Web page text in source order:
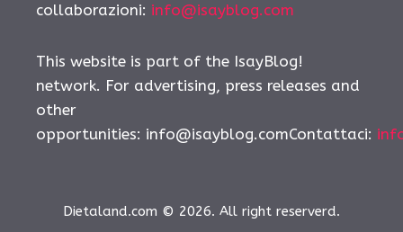
collaborazioni: info@isayblog.com
This website is part of the IsayBlog!
network. For advertising, press releases and
other
opportunities: info@isayblog.comContattaci:
Dietaland.com © 2026. All right reserverd.